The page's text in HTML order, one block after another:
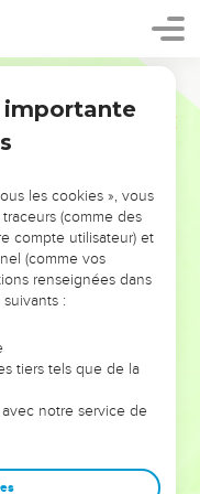
!
VOUS ÉVITER LES
les doutes, les erreurs
alors même que ce
et responsables
afin que leurs erreurs
importante
les cookies », vous
(comme des
compte utilisateur) et
(comme vos
renseignées dans
:
tiers tels que de la
notre service de